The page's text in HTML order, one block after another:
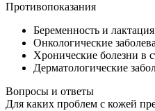
Противопоказания
Беременность и лактация
Онкологические
Хронические болезни в
Дерматологические
Вопросы и ответы
Для каких проблем с кожей